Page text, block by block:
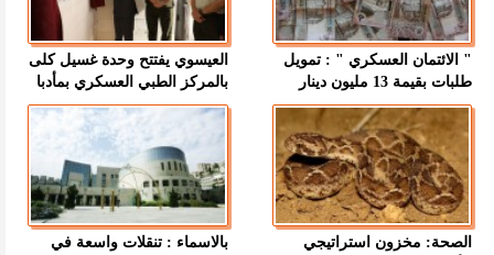
" الائتمان العسكري " : تمويل
طلبات بقيمة 13 مليون دينار
العيسوي يفتتح وحدة غسيل كلى
بالمركز الطبي العسكري بمأدبا
الصحة: مخزون استراتيجي
بالاسماء : تنقلات واسعة في